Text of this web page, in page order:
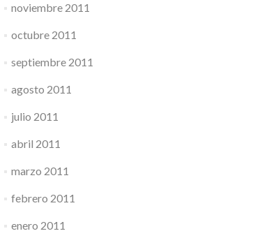
noviembre 2011
octubre 2011
septiembre 2011
agosto 2011
julio 2011
abril 2011
marzo 2011
febrero 2011
enero 2011